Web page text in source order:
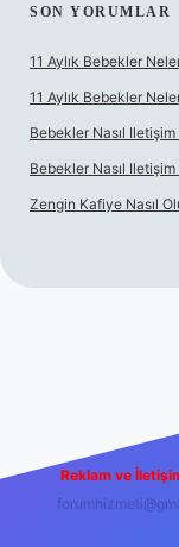
SON YORUMLAR
11 Aylık Bebekler
11 Aylık Bebekler
Bebekler Nasıl
Bebekler Nasıl
Zengin Kafiye Nasıl
Reklam ve